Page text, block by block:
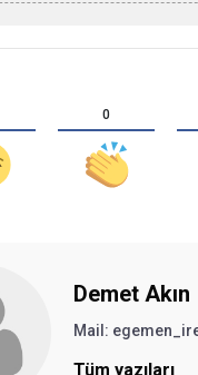
0
Demet Akın
Mail:
Tüm yazıları